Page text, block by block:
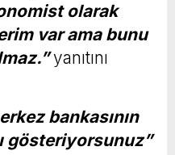
olarak
var ama bunu
yanıtını
bankasının
gösteriyorsunuz”